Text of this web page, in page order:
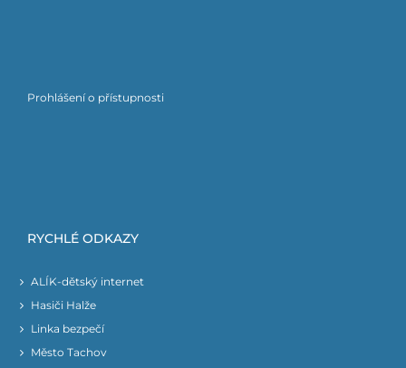
Prohlášení o přístupnosti
RYCHLÉ ODKAZY
ALÍK-dětský internet
Hasiči Halže
Linka bezpečí
Město Tachov